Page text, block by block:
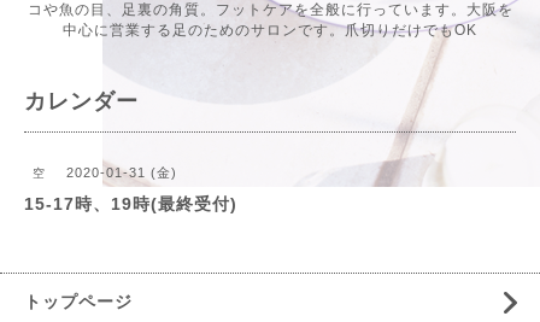
コや魚の目、足裏の角質。フットケアを全般に行っています。大阪を
中心に営業する足のためのサロンです。爪切りだけでもOK
カレンダー
空 2020-01-31 (金)
15-17時、19時(最終受付)
トップページ